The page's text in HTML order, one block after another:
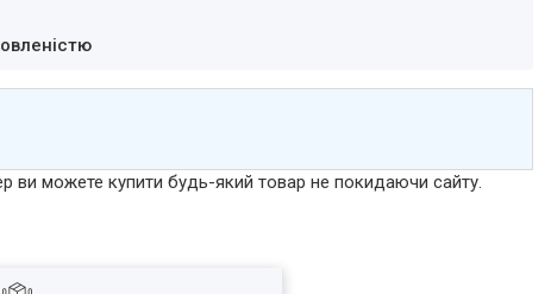
ви можете купити будь-який товар не покидаючи сайту.